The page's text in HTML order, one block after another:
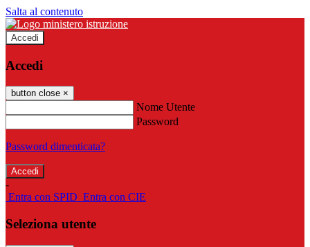
Salta al contenuto
Accedi
Accedi
button close ×
Nome Utente
Password
Password dimenticata?
-
Entra con SPID Entra con CIE
Seleziona utente